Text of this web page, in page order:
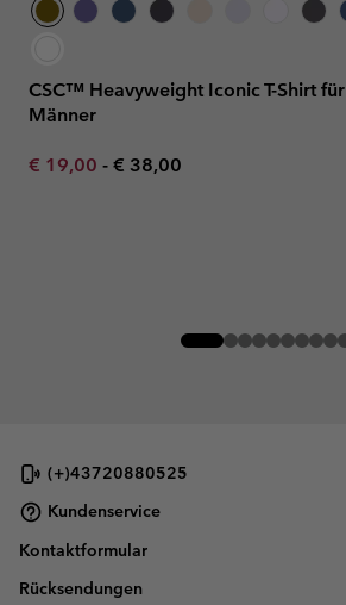
CSC™ Heavyweight Iconic T-Shirt für
Männer
Minimum sale price:
€ 19,00 - Maximum price:
€ 38,00
(+)43720880525
Kundenservice
Kontaktformular
Rücksendungen